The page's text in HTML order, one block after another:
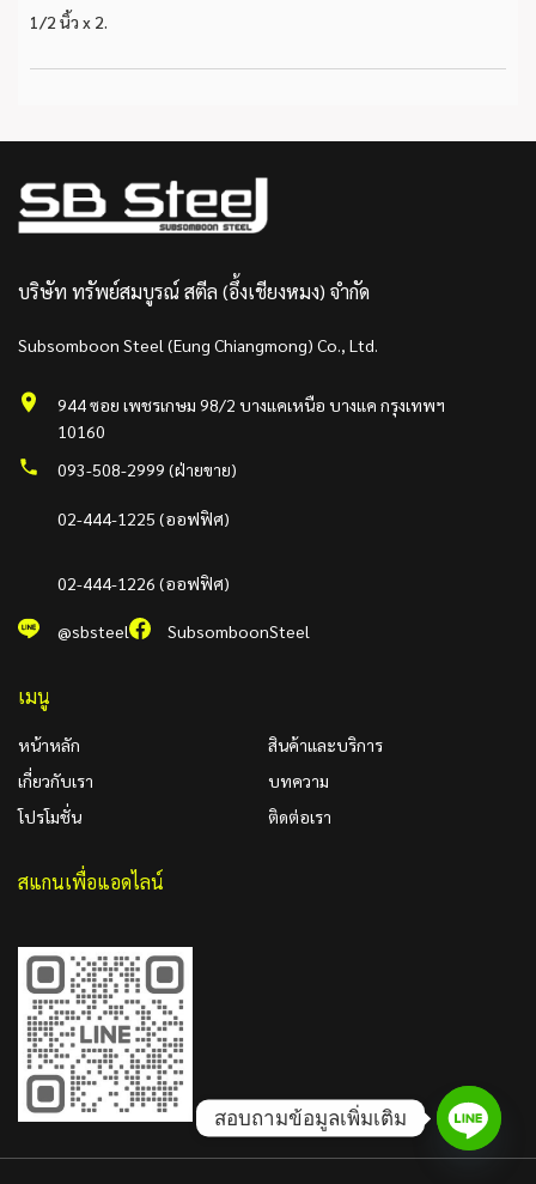
1/2 นิ้ว x 2.
บริษัท ทรัพย์สมบูรณ์ สตีล (อึ้งเชียงหมง) จำกัด
Subsomboon Steel (Eung Chiangmong) Co., Ltd.
944 ซอย เพชรเกษม 98/2 บางแคเหนือ บางแค กรุงเทพฯ
10160
093-508-2999 (ฝ่ายขาย)
02-444-1225 (ออฟฟิศ)
02-444-1226 (ออฟฟิศ)
@sbsteel SubsomboonSteel
เมนู
หน้าหลัก
เกี่ยวกับเรา
โปรโมชั่น
สินค้าและบริการ
บทความ
ติดต่อเรา
สแกนเพื่อแอดไลน์
สอบถามข้อมูลเพิ่มเติม